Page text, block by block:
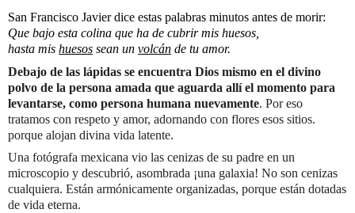
San Francisco Javier dice estas palabras minutos antes de morir:
Que bajo esta colina que ha de cubrir mis huesos,
hasta mis huesos sean un volcán de tu amor.
Debajo de las lápidas se encuentra Dios mismo en el divino
polvo de la persona amada que aguarda allí el momento para
levantarse, como persona humana nuevamente. Por eso
tratamos con respeto y amor, adornando con flores esos sitios.
porque alojan divina vida latente.
Una fotógrafa mexicana vio las cenizas de su padre en un
microscopio y descubrió, asombrada ¡una galaxia! No son cenizas
cualquiera. Están armónicamente organizadas, porque están dotadas
de vida eterna.